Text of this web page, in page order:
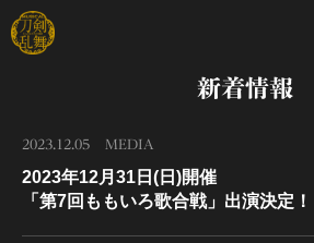
新着情報
2023.12.05 MEDIA
2023年12月31日(日)開催
「第7回ももいろ歌合戦」出演決定！